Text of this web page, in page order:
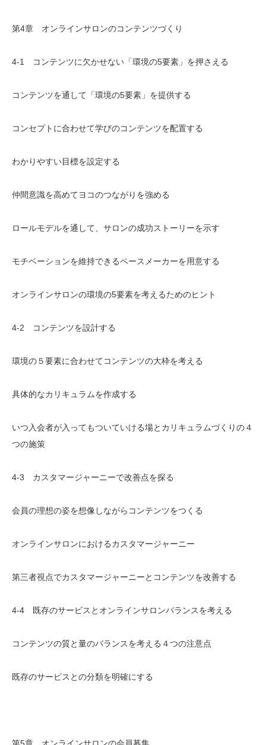
第4章 オンラインサロンのコンテンツづくり
4-1 コンテンツに欠かせない「環境の5要素」を押さえる
コンテンツを通して「環境の5要素」を提供する
コンセプトに合わせて学びのコンテンツを配置する
わかりやすい目標を設定する
仲間意識を高めてヨコのつながりを強める
ロールモデルを通して、サロンの成功ストーリーを示す
モチベーションを維持できるペースメーカーを用意する
オンラインサロンの環境の5要素を考えるためのヒント
4-2 コンテンツを設計する
環境の５要素に合わせてコンテンツの大枠を考える
具体的なカリキュラムを作成する
いつ入会者が入ってもついていける場とカリキュラムづくりの４
つの施策
4-3 カスタマージャーニーで改善点を探る
会員の理想の姿を想像しながらコンテンツをつくる
オンラインサロンにおけるカスタマージャーニー
第三者視点でカスタマージャーニーとコンテンツを改善する
4-4 既存のサービスとオンラインサロンバランスを考える
コンテンツの質と量のバランスを考える４つの注意点
既存のサービスとの分類を明確にする